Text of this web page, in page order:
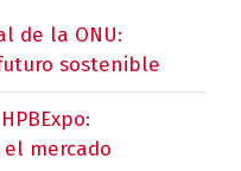
de la ONU:
sostenible
mercado